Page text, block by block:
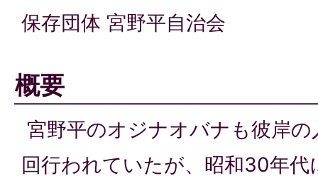
保存団体 宮野平自治会
概要
宮野平のオジナオバナも彼岸
回行われていたが、昭和30年代